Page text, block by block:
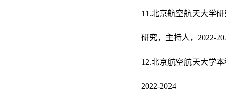
11.北京航空航天大学
研究，主持人，2022-
12.北京航空航天大学
2022-2024